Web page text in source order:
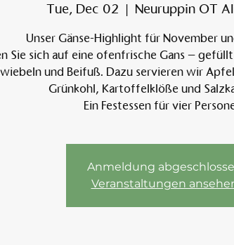
Tue, Dec 02
  |
Neuruppin OT
Unser Gänse-Highlight für November
Sie sich auf eine ofenfrische Gans –
und Beifuß. Dazu servieren wir
Grünkohl, Kartoffelklöße und
Ein Festessen für vier
Anmeldung
Veranstaltungen